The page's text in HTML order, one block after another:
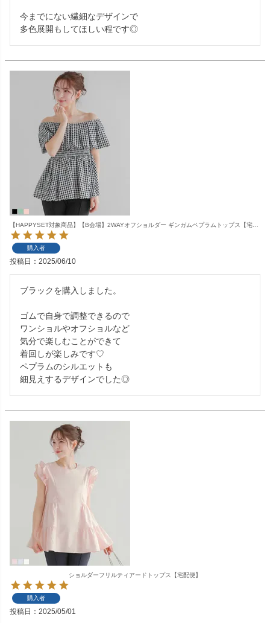
今までにない繊細なデザインで
多色展開もしてほしい程です◎
購入者
投稿日 2025/06/10
ブラックを購入しました。
ゴムで自身で調整できるので
ワンショルやオフショルなど
気分で楽しむことができて
着回しが楽しみです♡
ペプラムのシルエットも
ショルダーフリルティアードトップス【宅配便】
購入者
投稿日 2025/05/01